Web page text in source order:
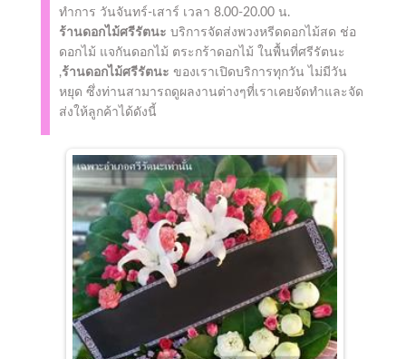
ทำการ วันจันทร์-เสาร์ เวลา 8.00-20.00 น.
ร้านดอกไม้ศรีรัตนะ บริการจัดส่งพวงหรีดดอกไม้สด ช่อ
ดอกไม้ แจกันดอกไม้ ตระกร้าดอกไม้ ในพื้นที่ศรีรัตนะ
,ร้านดอกไม้ศรีรัตนะ ของเราเปิดบริการทุกวัน ไม่มีวัน
หยุด ซึ่งท่านสามารถดูผลงานต่างๆที่เราเคยจัดทำและจัด
ส่งให้ลูกค้าได้ดังนี้